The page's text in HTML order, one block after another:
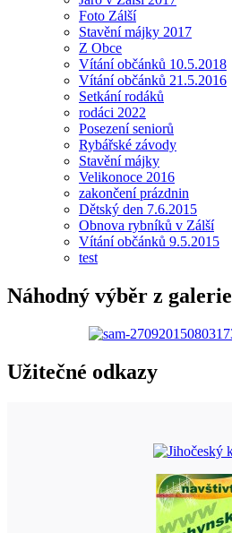
Foto Zálší
Stavění májky 2017
Z Obce
Vítání občánků 10.5.2018
Vítání občánků 21.5.2016
Setkání rodáků
rodáci 2022
Posezení seniorů
Rybářské závody
Stavění májky
Velikonoce 2016
zakončení prázdnin
Dětský den 7.6.2015
Obnova rybníků v Zálší
Vítání občánků 9.5.2015
test
Náhodný výběr z galerie
Užitečné odkazy